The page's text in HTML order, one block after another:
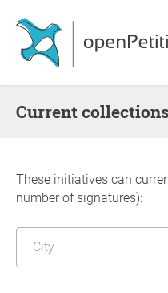
Current
These initiatives can
number of signatures):